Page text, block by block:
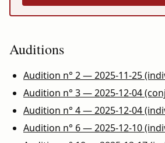
Auditions
Audition n° 2 — 2025-11-25
Audition n° 3 — 2025-12-04
Audition n° 4 — 2025-12-04
Audition n° 6 — 2025-12-10